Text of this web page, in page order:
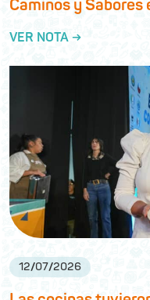
Caminos y Sabores
VER NOTA →
12/07/2026